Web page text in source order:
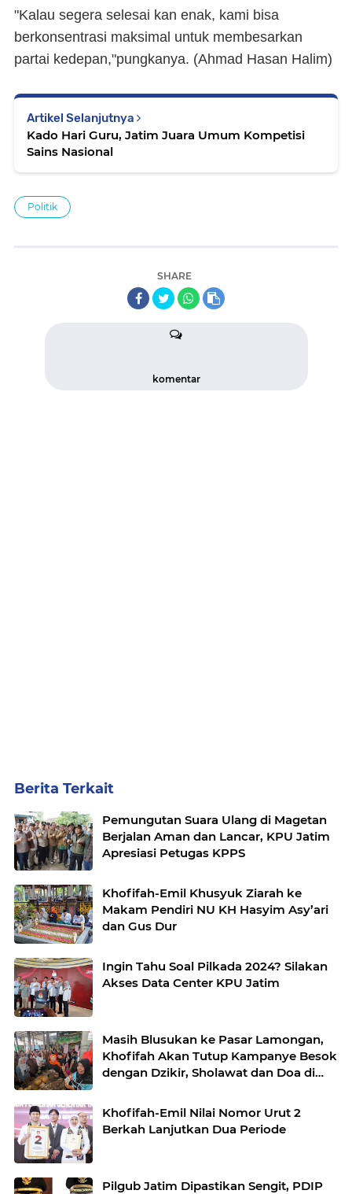
"Kalau segera selesai kan enak, kami bisa
berkonsentrasi maksimal untuk membesarkan
partai kedepan,"pungkanya. (Ahmad Hasan Halim)
Artikel Selanjutnya
Kado Hari Guru, Jatim Juara Umum Kompetisi
Sains Nasional
Politik
SHARE
komentar
Berita Terkait
Pemungutan Suara Ulang di Magetan
Berjalan Aman dan Lancar, KPU Jatim
Apresiasi Petugas KPPS
Khofifah-Emil Khusyuk Ziarah ke
Makam Pendiri NU KH Hasyim Asy’ari
dan Gus Dur
Ingin Tahu Soal Pilkada 2024? Silakan
Akses Data Center KPU Jatim
Masih Blusukan ke Pasar Lamongan,
Khofifah Akan Tutup Kampanye Besok
dengan Dzikir, Sholawat dan Doa di
Khofifah-Emil Nilai Nomor Urut 2
Berkah Lanjutkan Dua Periode
Pilgub Jatim Dipastikan Sengit, PDIP